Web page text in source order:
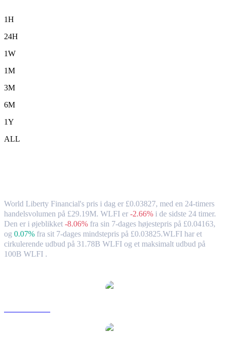
1H
24H
1W
1M
3M
6M
1Y
ALL
World Liberty Financial's pris i dag er £0.03827, med en 24-timers
handelsvolumen på £29.19M. WLFI er -2.66% i de sidste 24 timer.
Den er i øjeblikket -8.06% fra sin 7-dages højestepris på £0.04163,
og 0.07% fra sit 7-dages mindstepris på £0.03825.WLFI har et
cirkulerende udbud på 31.78B WLFI og et maksimalt udbud på
100B WLFI .